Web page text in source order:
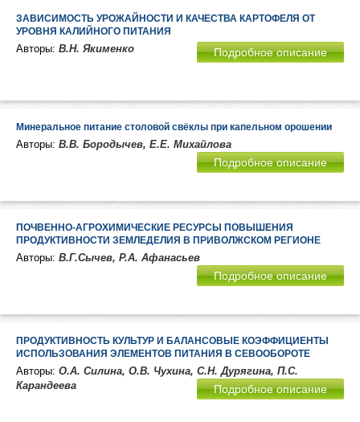
ЗАВИСИМОСТЬ УРОЖАЙНОСТИ И КАЧЕСТВА КАРТОФЕЛЯ ОТ
УРОВНЯ КАЛИЙНОГО ПИТАНИЯ
Авторы: В.Н. Якименко Подробное описание
Минеральное питание столовой свёклы при капельном орошении
Авторы: В.В. Бородычев, Е.Е. Михайлова
Подробное описание
ПОЧВЕННО-АГРОХИМИЧЕСКИЕ РЕСУРСЫ ПОВЫШЕНИЯ
ПРОДУКТИВНОСТИ ЗЕМЛЕДЕЛИЯ В ПРИВОЛЖСКОМ РЕГИОНЕ
Авторы: В.Г.Сычев, Р.А. Афанасьев
Подробное описание
ПРОДУКТИВНОСТЬ КУЛЬТУР И БАЛАНСОВЫЕ КОЭФФИЦИЕНТЫ
ИСПОЛЬЗОВАНИЯ ЭЛЕМЕНТОВ ПИТАНИЯ В СЕВООБОРОТЕ
Авторы: О.А. Силина, О.В. Чухина, С.Н. Дурягина, П.С.
Карандеева
Подробное описание